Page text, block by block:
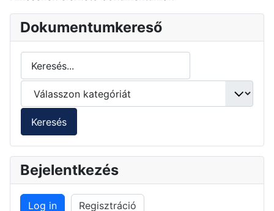
Dokumentumkereső
Bejelentkezés
Log in Regisztráció